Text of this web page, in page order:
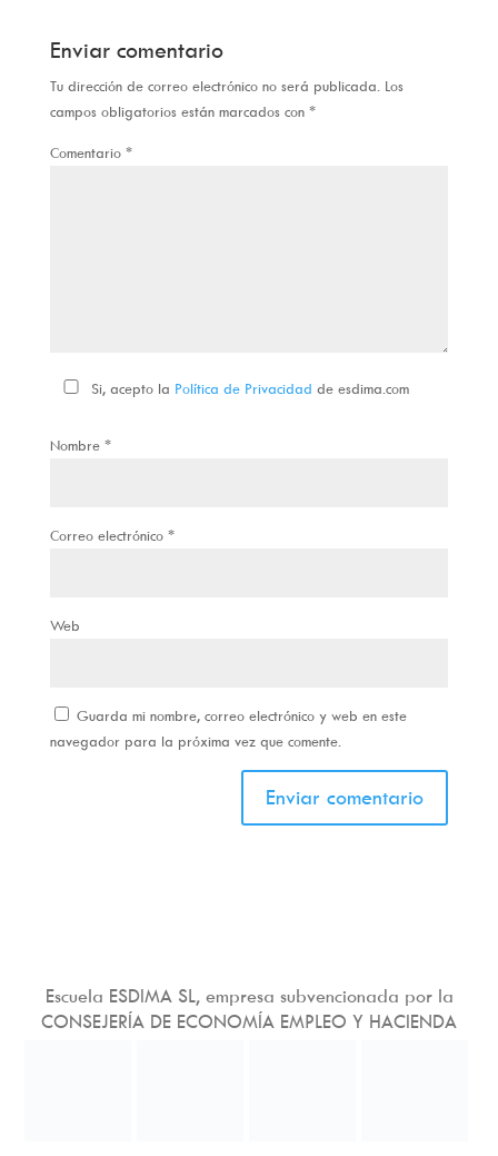
Enviar comentario
Tu dirección de correo electrónico no será publicada. Los
campos obligatorios están marcados con *
Comentario *
Si, acepto la Política de Privacidad de esdima.com
Nombre *
Correo electrónico *
Web
Guarda mi nombre, correo electrónico y web en este
navegador para la próxima vez que comente.
Escuela ESDIMA SL, empresa subvencionada por la
CONSEJERÍA DE ECONOMÍA EMPLEO Y HACIENDA